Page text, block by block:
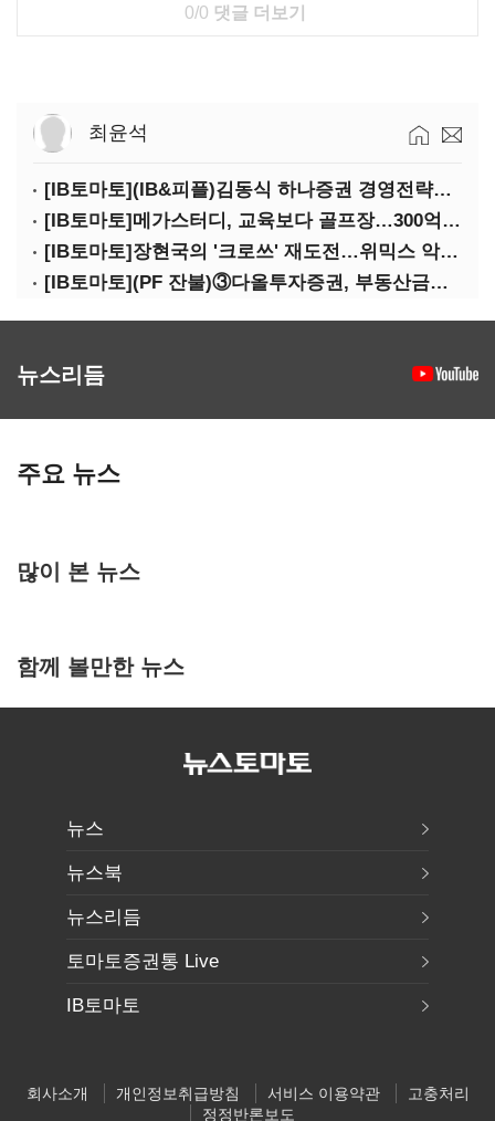
0/0 댓글 더보기
최윤석
[IB토마토](IB&피플)김동식 하나증권 경영전략본부장
[IB토마토]메가스터디, 교육보다 골프장…300억 대여 뒤 보증 리스크
[IB토마토]장현국의 '크로쓰' 재도전…위믹스 악몽 지울 수 있나
[IB토마토](PF 잔불)③다올투자증권, 부동산금융 줄였지만 정상화는 진행형
뉴스리듬
주요 뉴스
많이 본 뉴스
함께 볼만한 뉴스
뉴스
뉴스북
뉴스리듬
토마토증권통 Live
IB토마토
회사소개 개인정보취급방침 서비스 이용약관
고충처리
정정반론보도